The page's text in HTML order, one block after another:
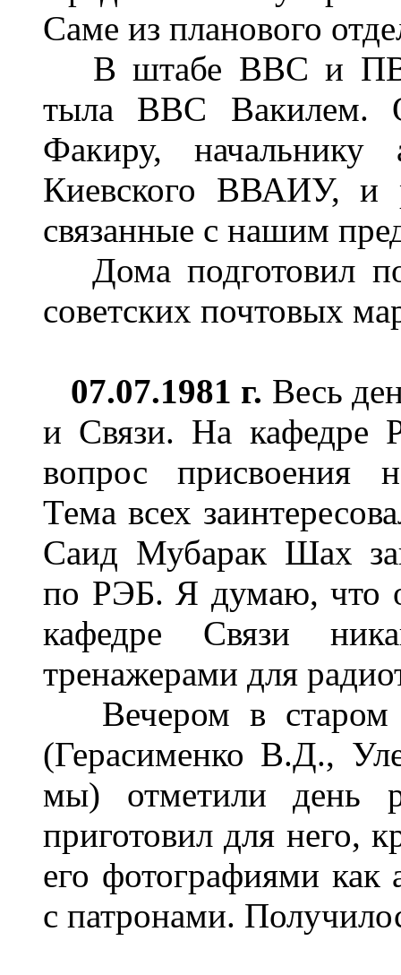
Саме из планового
В штабе ВВС и ПВО
тыла ВВС Вакилем.
Факиру, начальнику
Киевского ВВАИУ, и
связанные с нашим
Дома подготовил
советских почтовых
07.07.1981 г. Весь
и Связи. На кафедре
вопрос присвоения
Тема всех
Саид Мубарак Шах
по РЭБ. Я думаю, что
кафедре Связи
тренажерами для
Вечером в старом
(Герасименко В.Д.,
мы) отметили день
приготовил для него,
его фотографиями как
с патронами.